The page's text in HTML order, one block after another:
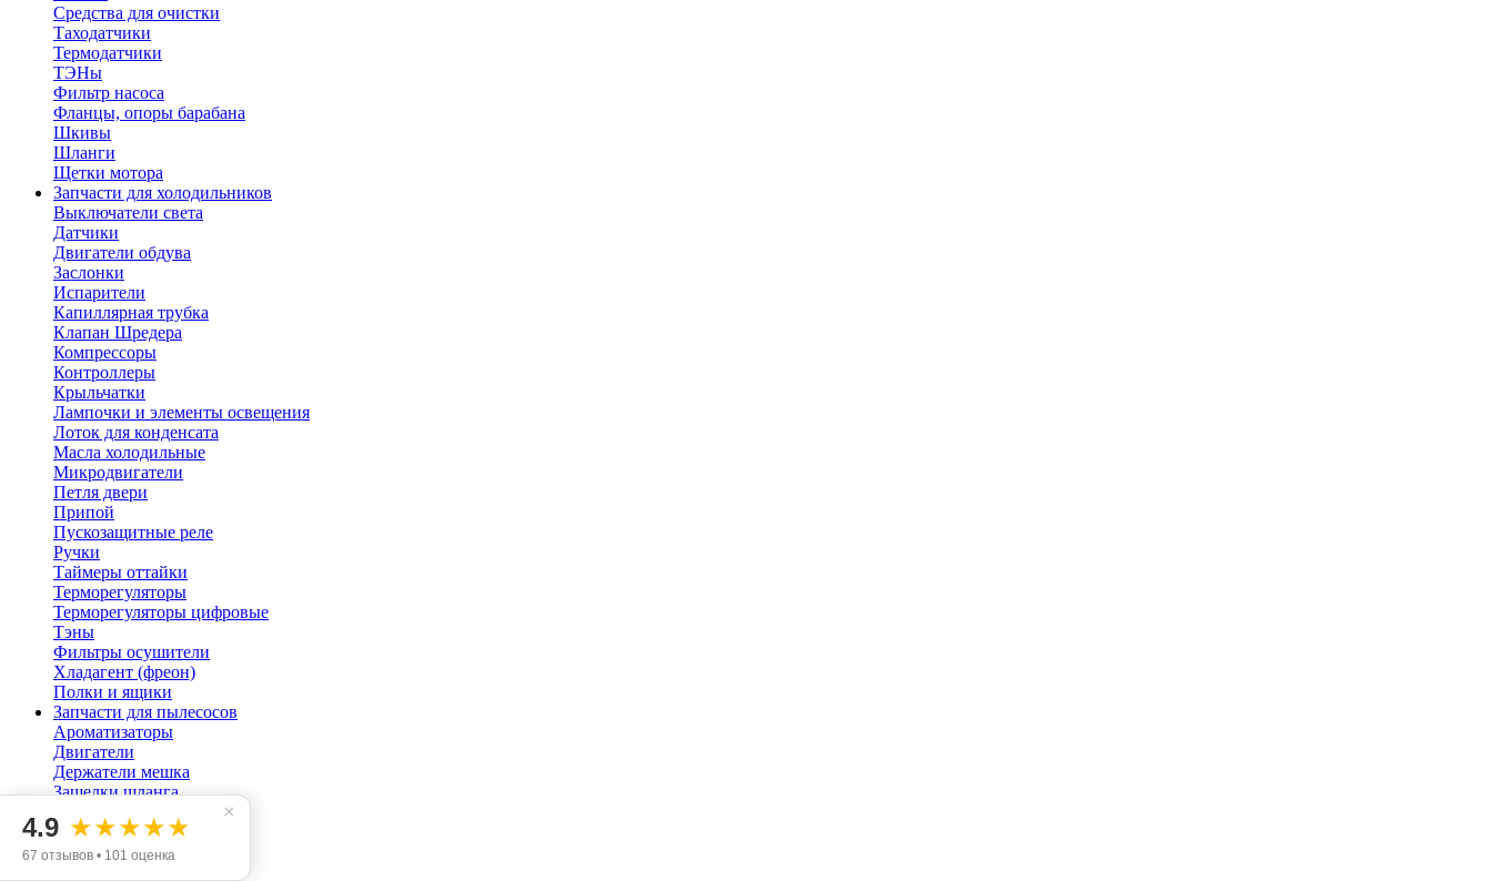
Средства для очистки
Таходатчики
Термодатчики
ТЭНы
Фильтр насоса
Фланцы, опоры барабана
Шкивы
Шланги
Щетки мотора
Запчасти для холодильников
Выключатели света
Датчики
Двигатели обдува
Заслонки
Испарители
Капиллярная трубка
Клапан Шредера
Компрессоры
Контроллеры
Крыльчатки
Лампочки и элементы освещения
Лоток для конденсата
Масла холодильные
Микродвигатели
Петля двери
Припой
Пускозащитные реле
Ручки
Таймеры оттайки
Терморегуляторы
Терморегуляторы цифровые
Тэны
Фильтры осушители
Хладагент (фреон)
Полки и ящики
Запчасти для пылесосов
Ароматизаторы
Двигатели
Держатели мешка
Защелки шланга
Мешок пылесоса
Помпы
×
4.9 ★★★★★
67 отзывов • 101 оценка